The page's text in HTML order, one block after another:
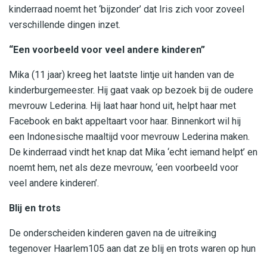
kinderraad noemt het ‘bijzonder’ dat Iris zich voor zoveel
verschillende dingen inzet.
“Een voorbeeld voor veel andere kinderen”
Mika (11 jaar) kreeg het laatste lintje uit handen van de
kinderburgemeester. Hij gaat vaak op bezoek bij de oudere
mevrouw Lederina. Hij laat haar hond uit, helpt haar met
Facebook en bakt appeltaart voor haar. Binnenkort wil hij
een Indonesische maaltijd voor mevrouw Lederina maken.
De kinderraad vindt het knap dat Mika ‘echt iemand helpt’ en
noemt hem, net als deze mevrouw, ‘een voorbeeld voor
veel andere kinderen’.
Blij en trots
De onderscheiden kinderen gaven na de uitreiking
tegenover Haarlem105 aan dat ze blij en trots waren op hun